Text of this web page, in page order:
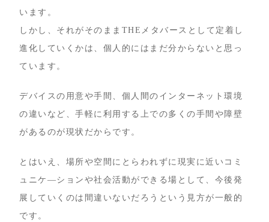
います。
しかし、それがそのままTHEメタバースとして定着し
進化していくかは、個人的にはまだ分からないと思っ
ています。
デバイスの用意や手間、個人間のインターネット環境
の違いなど、手軽に利用する上での多くの手間や障壁
があるのが現状だからです。
とはいえ、場所や空間にとらわれずに現実に近いコミ
ュニケ―ションや社会活動ができる場として、今後発
展していくのは間違いないだろうという見方が一般的
です。